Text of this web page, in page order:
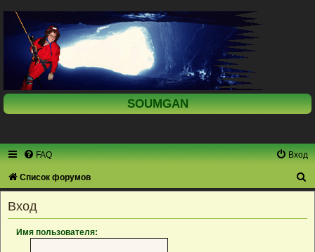
SOUMGAN
FAQ Вход
Список форумов
Вход
Имя пользователя: